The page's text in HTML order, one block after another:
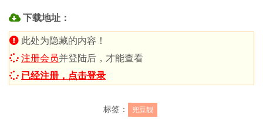
下载地址：
此处为隐藏的内容！
注册会员并登陆后，才能查看
已经注册，点击登录
标签： 兜豆靓